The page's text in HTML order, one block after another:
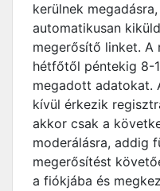
kerülnek
automatikusan
megerősítő linket. A
hétfőtől péntekig 8-
megadott adatokat.
kívül érkezik
akkor csak a
moderálásra, addig
megerősítést
a fiókjába és